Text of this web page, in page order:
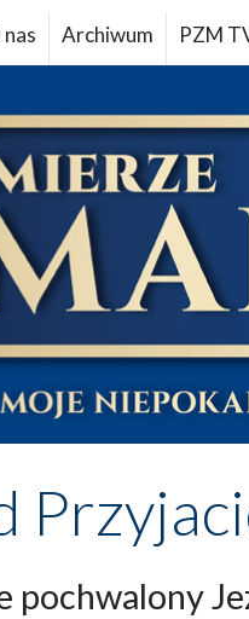
nas Archiwum PZM
pochwalony